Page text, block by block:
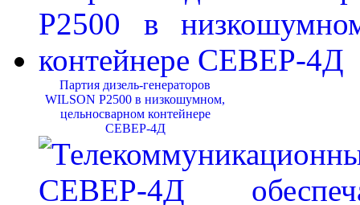
Партия дизель-генераторов
WILSON P2500 в низкошумном,
цельносварном контейнере
СЕВЕР-4Д